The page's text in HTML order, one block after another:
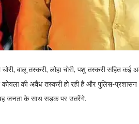
बालू तस्करी, लोहा चोरी, पशु तस्करी सहित कई
कोयला की अवैध तस्करी हो रही है और पुलिस-
वह जनता के साथ सड़क पर उतरेंगे.